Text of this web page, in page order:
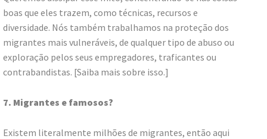
boas que eles trazem, como técnicas, recursos e
diversidade. Nós também trabalhamos na proteção dos
migrantes mais vulneráveis, de qualquer tipo de abuso ou
exploração pelos seus empregadores, traficantes ou
contrabandistas. [Saiba mais sobre isso.]
7. Migrantes e famosos?
Existem literalmente milhões de migrantes, então aqui